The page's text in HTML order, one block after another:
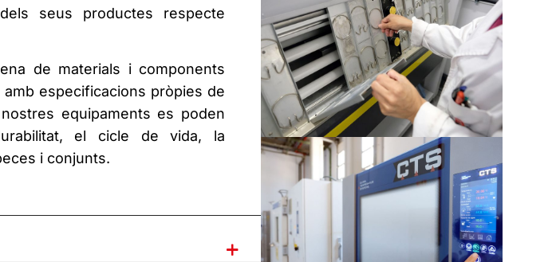
seus productes respecte
de materials i components
amb especificacions pròpies de
equipaments es poden
el cicle de vida, la
i conjunts.